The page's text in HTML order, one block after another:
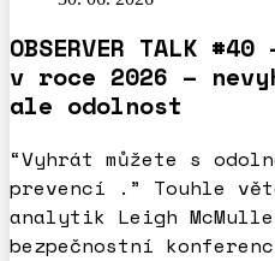
OBSERVER TALK
v roce 2026 –
ale odolnost
“Vyhrát můžete s
prevencí .” Touhle
analytik Leigh
bezpečnostní